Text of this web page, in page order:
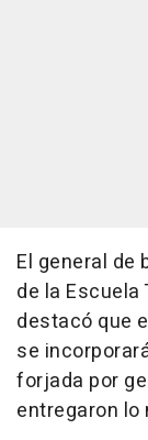
El general de
de la
destacó que
se
forjada por
entregaron lo